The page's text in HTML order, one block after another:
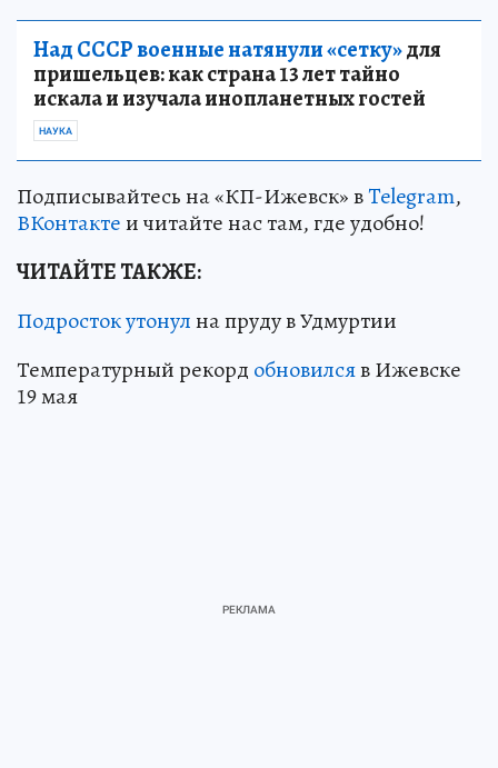
Над СССР военные натянули «сетку»для
пришельцев: как страна 13 лет тайно
искала и изучала инопланетных гостей
НАУКА
Подписывайтесь на «КП-Ижевск» вTelegram,
ВКонтактеи читайте нас там, где удобно!
ЧИТАЙТЕ ТАКЖЕ:
Подросток утонулна пруду в Удмуртии
Температурный рекорд обновилсяв Ижевске
19 мая